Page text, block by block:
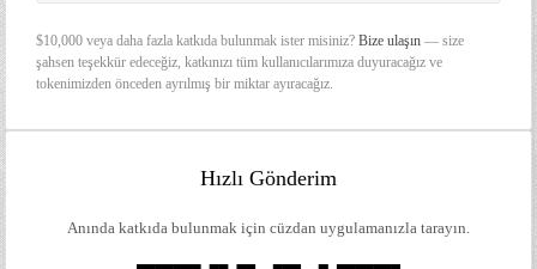
$10,000 veya daha fazla katkıda bulunmak ister misiniz?Bize ulaşın — size
şahsen teşekkür edeceğiz, katkınızı tüm kullanıcılarımıza duyuracağız ve
tokenimizden önceden ayrılmış bir miktar ayıracağız.
Hızlı Gönderim
Anında katkıda bulunmak için cüzdan uygulamanızla tarayın.